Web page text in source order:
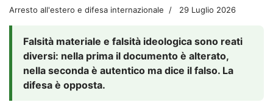
Arresto all'estero e difesa internazionale 29 Luglio 2026
Falsità materiale e falsità ideologica sono reati
diversi: nella prima il documento è alterato,
nella seconda è autentico ma dice il falso. La
difesa è opposta.